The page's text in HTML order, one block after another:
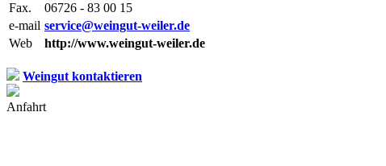
Fax.
06726 - 83 00 15
e-mail service@weingut-weiler.de
Web
http://www.weingut-weiler.de
Weingut kontaktieren
Anfahrt